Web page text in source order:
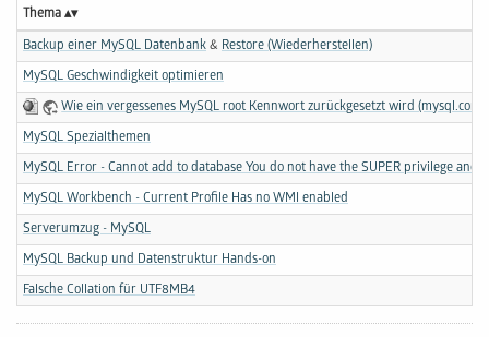
Thema
Backup einer MySQL Datenbank & Restore (Wiederherstellen)
MySQL Geschwindigkeit optimieren
Wie ein vergessenes MySQL root Kennwort zurückgesetzt wird (mysql.com)
MySQL Spezialthemen
MySQL Error - Cannot add to database You do not have the SUPER privilege and
MySQL Workbench - Current Profile Has no WMI enabled
Serverumzug - MySQL
MySQL Backup und Datenstruktur Hands-on
Falsche Collation für UTF8MB4